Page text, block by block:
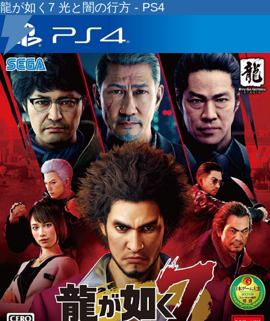
龍が如く7 光と闇の行方 - PS4